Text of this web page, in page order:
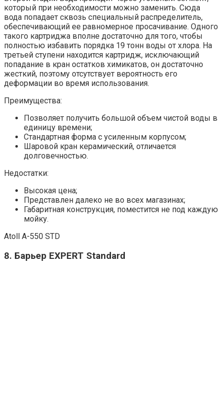
который при необходимости можно заменить. Сюда
вода попадает сквозь специальный распределитель,
обеспечивающий ее равномерное просачивание. Одного
такого картриджа вполне достаточно для того, чтобы
полностью избавить порядка 19 тонн воды от хлора. На
третьей ступени находится картридж, исключающий
попадание в кран остатков химикатов, он достаточно
жесткий, поэтому отсутствует вероятность его
деформации во время использования.
Преимущества:
Позволяет получить большой объем чистой воды в
единицу времени;
Стандартная форма с усиленным корпусом;
Шаровой кран керамический, отличается
долговечностью.
Недостатки:
Высокая цена;
Представлен далеко не во всех магазинах;
Габаритная конструкция, поместится не под каждую
мойку.
Atoll A-550 STD
8. Барьер EXPERT Standard